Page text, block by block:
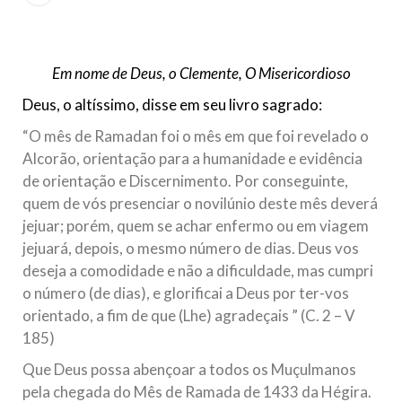
10 DE NOVEMBRO DE 2013
Falecimento do Imam Ali Ibn Al-Hussein
Em nome de Deus, o Clemente, o Misericordioso! Diante da
data em que relembramos o martírio do quarto Imam dos
(A.S.), conhecido por “Zein Al-Ábidin” (Formosura
NOTÍCIAS
3 DE JULHO DE 2014
Centro Islâmico no Brasil recebe o ex-
ministro das Relações Exteriores da
República Islâmica do Irã
Brasil recebeu em sua sede, em São Paulo, o ex-ministro das
Relações Exteriores da República Islâmica do Irã, Sr. Kamal
Kharrazi, que encontra-se visitando
Em nome de Deus, o Clemente, O Misericordioso
Deus, o altíssimo, disse em seu livro sagrado:
“O mês de Ramadan foi o mês em que foi revelado o
Alcorão, orientação para a humanidade e evidência
de orientação e Discernimento. Por conseguinte,
quem de vós presenciar o novilúnio deste mês deverá
jejuar; porém, quem se achar enfermo ou em viagem
jejuará, depois, o mesmo número de dias. Deus vos
deseja a comodidade e não a dificuldade, mas cumpri
o número (de dias), e glorificai a Deus por ter-vos
orientado, a fim de que (Lhe) agradeçais ” (C. 2 – V
185)
Que Deus possa abençoar a todos os Muçulmanos
pela chegada do Mês de Ramada de 1433 da Hégira.